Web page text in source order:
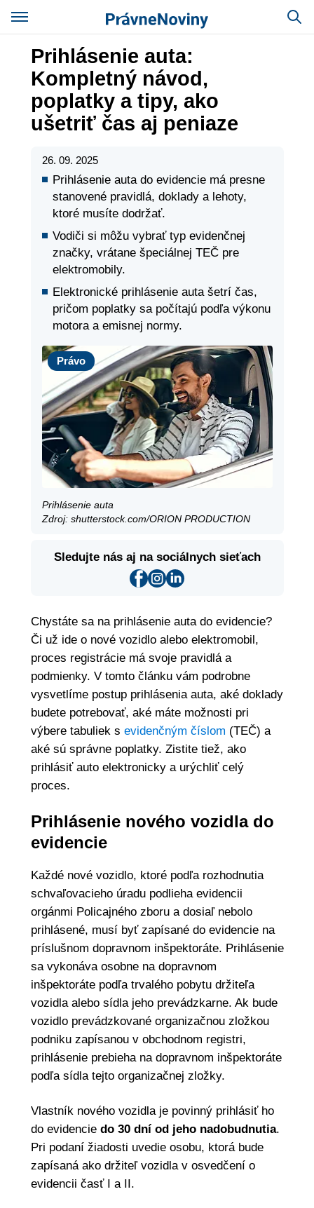
Prihlásenie auta:
Kompletný návod,
poplatky a tipy, ako
ušetriť čas aj peniaze
26. 09. 2025
Prihlásenie auta do evidencie má presne
stanovené pravidlá, doklady a lehoty,
ktoré musíte dodržať.
Vodiči si môžu vybrať typ evidenčnej
značky, vrátane špeciálnej TEČ pre
elektromobily.
Elektronické prihlásenie auta šetrí čas,
pričom poplatky sa počítajú podľa výkonu
motora a emisnej normy.
Právo
Právo
Prihlásenie auta
Zdroj: shutterstock.com/ORION PRODUCTION
Sledujte nás aj na sociálnych sieťach
Chystáte sa na prihlásenie auta do evidencie?
Či už ide o nové vozidlo alebo elektromobil,
proces registrácie má svoje pravidlá a
podmienky. V tomto článku vám podrobne
vysvetlíme postup prihlásenia auta, aké doklady
budete potrebovať, aké máte možnosti pri
výbere tabuliek s evidenčným číslom (TEČ) a
aké sú správne poplatky. Zistite tiež, ako
prihlásiť auto elektronicky a urýchliť celý
proces.
Prihlásenie nového vozidla do
evidencie
Každé nové vozidlo, ktoré podľa rozhodnutia
schvaľovacieho úradu podlieha evidencii
orgánmi Policajného zboru a dosiaľ nebolo
prihlásené, musí byť zapísané do evidencie na
príslušnom dopravnom inšpektoráte. Prihlásenie
sa vykonáva osobne na dopravnom
inšpektoráte podľa trvalého pobytu držiteľa
vozidla alebo sídla jeho prevádzkarne. Ak bude
vozidlo prevádzkované organizačnou zložkou
podniku zapísanou v obchodnom registri,
prihlásenie prebieha na dopravnom inšpektoráte
podľa sídla tejto organizačnej zložky.
Vlastník nového vozidla je povinný prihlásiť ho
do evidencie do 30 dní od jeho nadobudnutia.
Pri podaní žiadosti uvedie osobu, ktorá bude
zapísaná ako držiteľ vozidla v osvedčení o
evidencii časť I a II.